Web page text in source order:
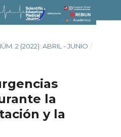
2 (2022): ABRIL - JUNIO /
la
y la